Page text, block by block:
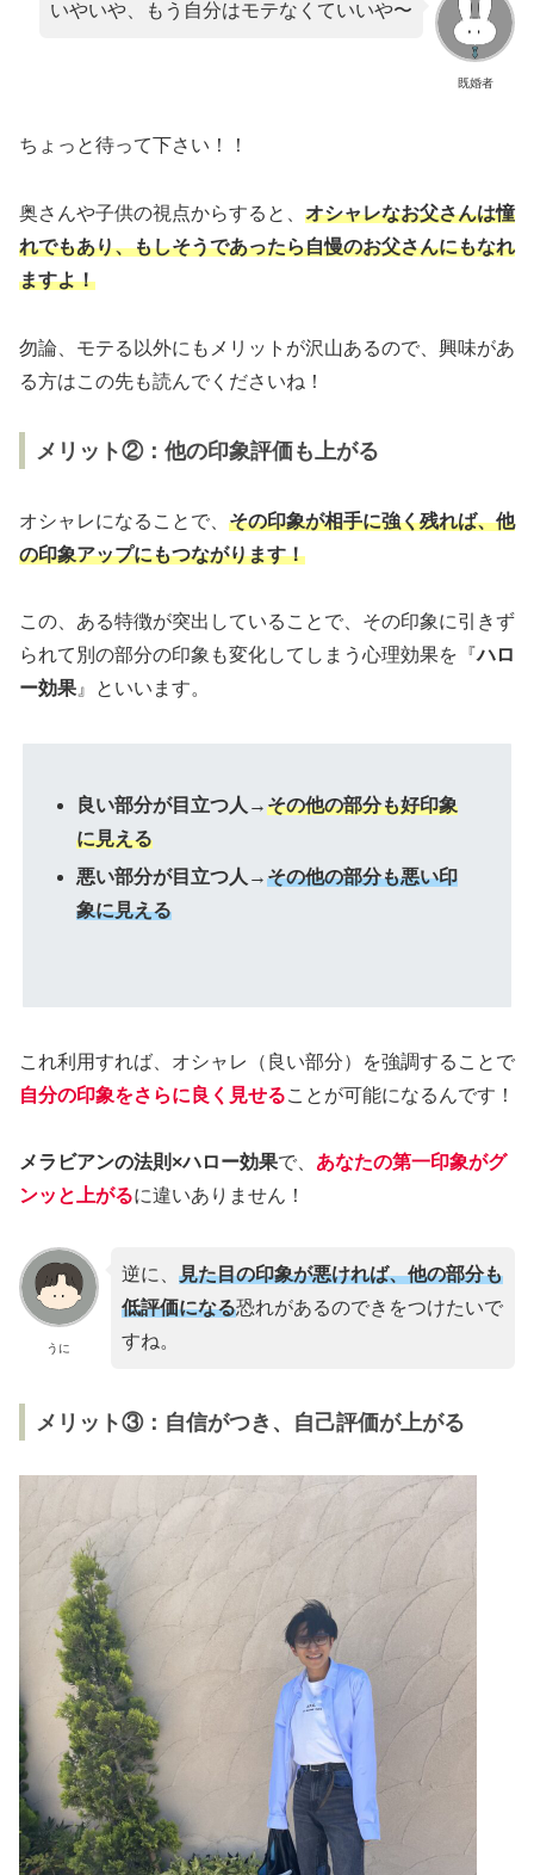
既婚者
いやいや、もう自分はモテなくていいや〜
ちょっと待って下さい！！
奥さんや子供の視点からすると、 オシャレなお父さんは憧
れでもあり、もしそうであったら自慢のお父さんにもなれ
ますよ！
勿論、モテる以外にもメリットが沢山あるので、興味があ
る方はこの先も読んでくださいね！
メリット②：他の印象評価も上がる
オシャレになることで、 その印象が相手に強く残れば、他
の印象アップにもつながります！
この、ある特徴が突出していることで、その印象に引きず
られて別の部分の印象も変化してしまう心理効果を『ハロ
ー効果 』といいます。
良い部分が目立つ人 →その他の部分も好印象
に見える
悪い部分が目立つ人 →その他の部分も悪い印
象に見える
これ利用すれば、オシャレ（良い部分）を強調することで
自分の印象をさらに良く見せることが可能になるんです！
メラビアンの法則×ハロー効果で、 あなたの第一印象がグ
ンッと上がるに違いありません！
うに
逆に、 見た目の印象が悪ければ、他の部分も
低評価になる恐れがあるのできをつけたいで
すね。
メリット③：自信がつき、自己評価が上がる